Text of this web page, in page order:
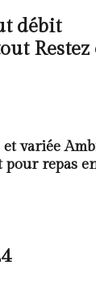
débit
Restez
variée
repas